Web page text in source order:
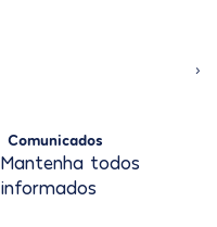
Comunicados
Mantenha todos
informados